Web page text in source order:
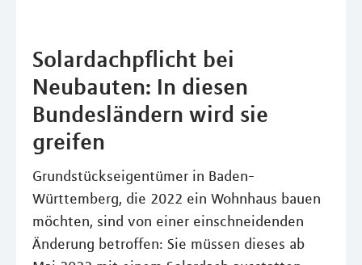
Solardachpflicht bei
Neubauten: In diesen
Bundesländern wird sie
greifen
Grundstückseigentümer in Baden-
Württemberg, die 2022 ein Wohnhaus bauen
möchten, sind von einer einschneidenden
Änderung betroffen: Sie müssen dieses ab